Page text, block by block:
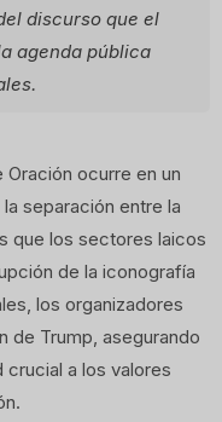
discurso que el
agenda pública
ocurre en un
separación entre la
que los sectores laicos
de la iconografía
los organizadores
de Trump, asegurando
crucial a los valores